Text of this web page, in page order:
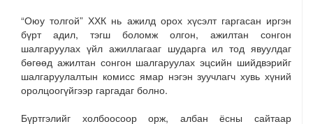
“Оюу толгой” ХХК нь ажилд орох хүсэлт гаргасан иргэн
бүрт адил, тэгш боломж олгон, ажилтан сонгон
шалгаруулах үйл ажиллагааг шударга ил тод явуулдаг
бөгөөд ажилтан сонгон шалгаруулах эцсийн шийдвэрийг
шалгаруулалтын комисс ямар нэгэн зуучлагч хувь хүний
оролцоогүйгээр гаргадаг болно.
Бүртгэлийг холбоосоор орж, албан ёсны сайтаар